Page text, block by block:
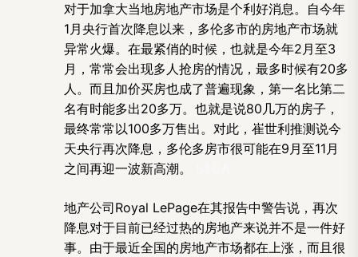
对于加拿大当地房地产市场是个利好消息。自今年
1月央行首次降息以来，多伦多市的房地产市场就
异常火爆。在最紧俏的时候，也就是今年2月至3
月，常常会出现多人抢房的情况，最多时候有20多
人。而且加价买房也成了普遍现象，第一名比第二
名有时能多出20多万。也就是说80几万的房子，
最终常常以100多万售出。对此，崔世利推测说今
天央行再次降息，多伦多房市很可能在9月至11月
之间再迎一波新高潮。
地产公司Royal LePage在其报告中警告说，再次
降息对于目前已经过热的房地产来说并不是一件好
事。由于最近全国的房地产市场都在上涨，而且很